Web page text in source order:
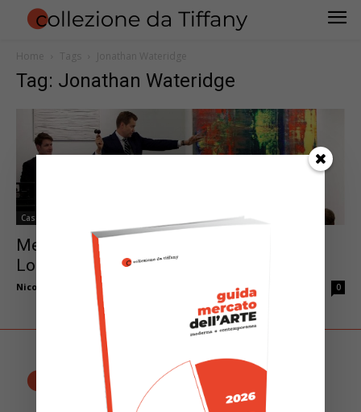
Home Tags Jonathan Wateridge
Tag: Jonathan Wateridge
Case d'Aste
Mercato: il Richter di Eric Clapton incanta
Londra
Nicola Maggi Ottobre 16, 2012 0